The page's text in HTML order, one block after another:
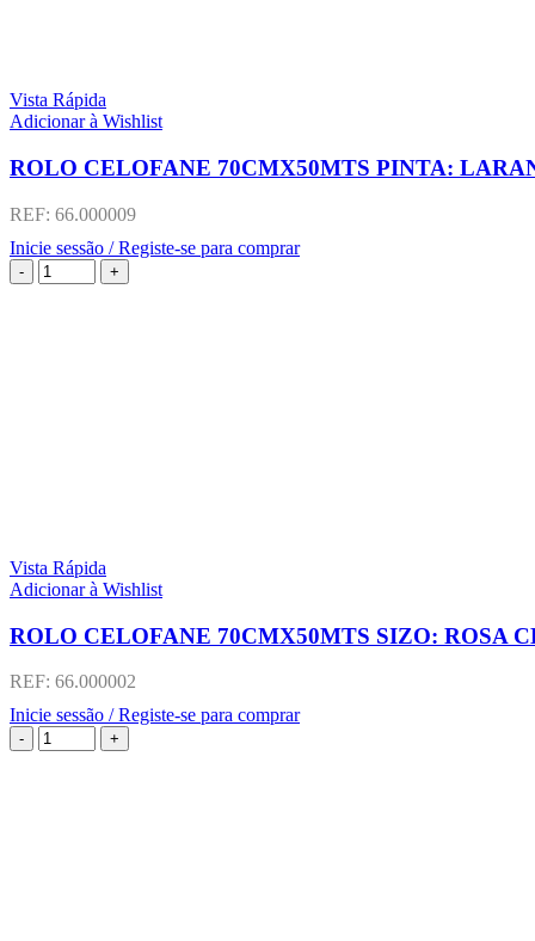
Vista Rápida
Adicionar à Wishlist
ROLO CELOFANE 70CMX50MTS PINTA:
REF: 66.000009
Inicie sessão / Registe-se para comprar
Vista Rápida
Adicionar à Wishlist
ROLO CELOFANE 70CMX50MTS SIZO: ROSA
REF: 66.000002
Inicie sessão / Registe-se para comprar